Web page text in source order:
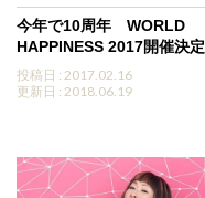
今年で10周年 WORLD
HAPPINESS 2017開催決定
投稿日 : 2017.02.16
更新日 : 2018.06.19